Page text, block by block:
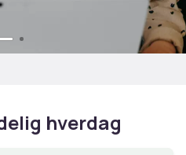
hverdag